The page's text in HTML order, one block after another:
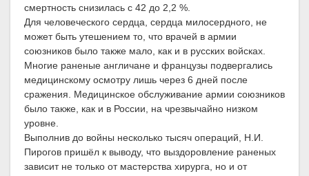
смертность снизилась с 42 до 2,2 %.
Для человеческого сердца, сердца милосердного, не
может быть утешением то, что врачей в армии
союзников было также мало, как и в русских войсках.
Многие раненые англичане и французы подвергались
медицинскому осмотру лишь через 6 дней после
сражения. Медицинское обслуживание армии союзников
было также, как и в России, на чрезвычайно низком
уровне.
Выполнив до войны несколько тысяч операций, Н.И.
Пирогов пришёл к выводу, что выздоровление раненых
зависит не только от мастерства хирурга, но и от